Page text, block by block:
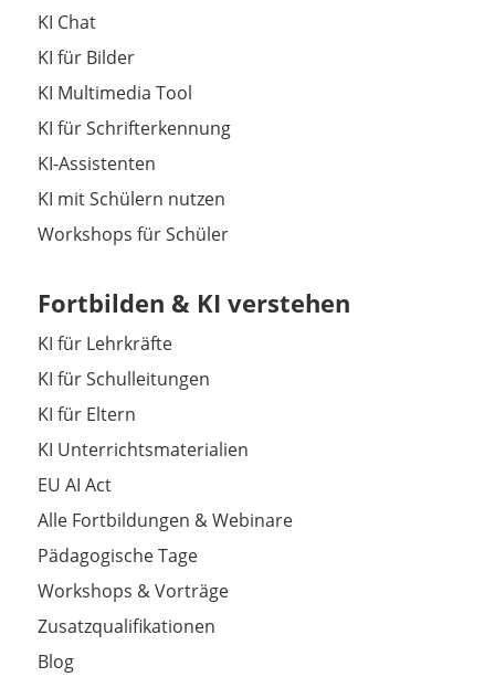
KI Chat
KI für Bilder
KI Multimedia Tool
KI für Schrifterkennung
KI-Assistenten
KI mit Schülern nutzen
Workshops für Schüler
Fortbilden & KI verstehen
KI für Lehrkräfte
KI für Schulleitungen
KI für Eltern
KI Unterrichtsmaterialien
EU AI Act
Alle Fortbildungen & Webinare
Pädagogische Tage
Workshops & Vorträge
Zusatzqualifikationen
Blog